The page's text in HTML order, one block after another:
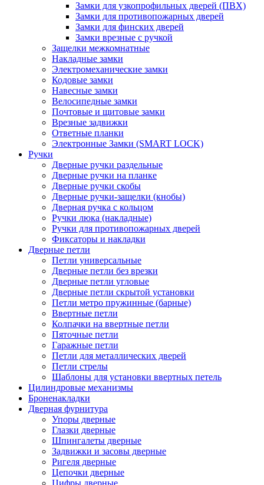
Замки для узкопрофильных дверей (ПВХ)
Замки для противопожарных дверей
Замки для финских дверей
Замки врезные с ручкой
Защелки межкомнатные
Накладные замки
Электромеханические замки
Кодовые замки
Навесные замки
Велосипедные замки
Почтовые и щитовые замки
Врезные задвижки
Ответные планки
Электронные Замки (SMART LOCK)
Ручки
Дверные ручки раздельные
Дверные ручки на планке
Дверные ручки скобы
Дверные ручки-защелки (кнобы)
Дверная ручка с кольцом
Ручки люка (накладные)
Ручки для противопожарных дверей
Фиксаторы и накладки
Дверные петли
Петли универсальные
Дверные петли без врезки
Дверные петли угловые
Дверные петли скрытой установки
Петли метро пружинные (барные)
Ввертные петли
Колпачки на ввертные петли
Пяточные петли
Гаражные петли
Петли для металлических дверей
Петли стрелы
Шаблоны для установки ввертных петель
Цилиндровые механизмы
Броненакладки
Дверная фурнитура
Упоры дверные
Глазки дверные
Шпингалеты дверные
Задвижки и засовы дверные
Ригеля дверные
Цепочки дверные
Цифры дверные